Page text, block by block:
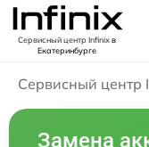
Сервисный центр Infinixв
Екатеринбурге
Сервисный центр
Замена